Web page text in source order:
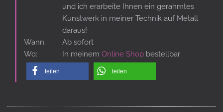
und ich erarbeite Ihnen ein gerahmtes
Kunstwerk in meiner Technik auf Metall
daraus!
Wann:
Ab sofort
Wo:
In meinem Online Shop bestellbar
teilen teilen